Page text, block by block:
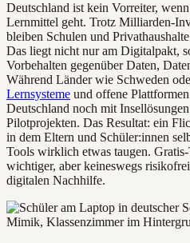
Deutschland ist kein Vorreiter,
Lernmittel geht. Trotz Milliarden-
bleiben Schulen und
Das liegt nicht nur am Digitalpakt,
Vorbehalten gegenüber Daten,
Während Länder wie Schweden
Lernsysteme und offene
Deutschland noch mit
Pilotprojekten. Das Resultat: ein
in dem Eltern und Schüler:innen
Tools wirklich etwas taugen. Gratis-
wichtiger, aber keineswegs
digitalen Nachhilfe.